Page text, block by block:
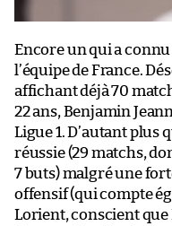
Encore un qui a
l’équipe de France.
affichant déjà 70
22 ans, Benjamin
Ligue 1. D’autant plus
réussie (29 matchs,
7 buts) malgré une
offensif (qui compte
Lorient, conscient que